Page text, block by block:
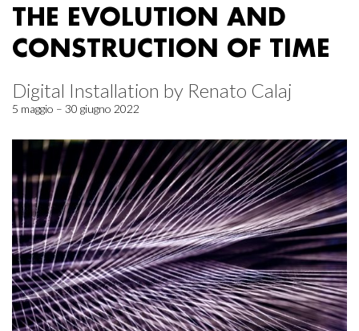
THE EVOLUTION AND
CONSTRUCTION OF TIME
Digital Installation by Renato Calaj
5 maggio – 30 giugno 2022